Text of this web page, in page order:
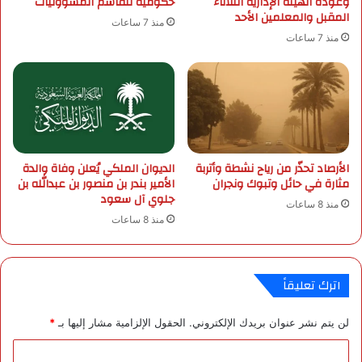
ا
ض
ا
إ
ط
ف
ا
ء
و
ا
ن
ق
م
ة
م
م
ل
أ
ه
ل
ي
و
ا
ل
ا
المقبل والمعلمين الأحد
منذ 7 ساعات
منذ 7 ساعات
الأرصاد تحذّر من رياح نشطة وأتربة
مثارة في حائل وتبوك ونجران
منذ 8 ساعات
الديوان الملكي يُعلن وفاة والدة
الأمير بندر بن منصور بن عبدالله بن
جلوي آل سعود
منذ 8 ساعات
اترك تعليقاً
لن يتم نشر عنوان بريدك الإلكتروني. الحقول الإلزامية مشار إليها بـ *